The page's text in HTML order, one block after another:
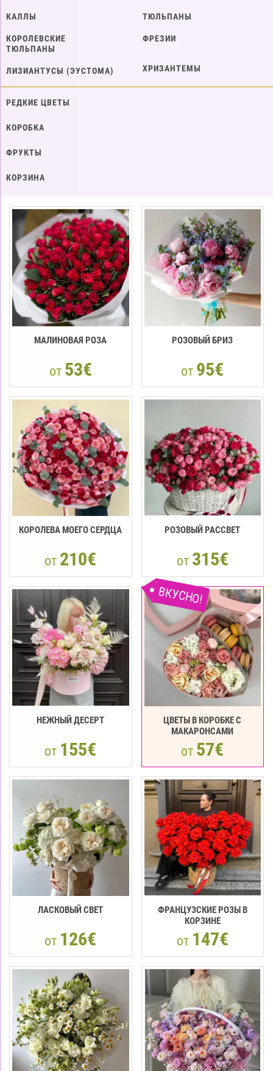
КАЛЛЫ
КОРОЛЕВСКИЕ
ТЮЛЬПАНЫ
ЛИЗИАНТУСЫ (ЭУСТОМА)
ТЮЛЬПАНЫ
ФРЕЗИИ
ХРИЗАНТЕМЫ
РЕДКИЕ ЦВЕТЫ
КОРОБКА
ФРУКТЫ
КОРЗИНА
МАЛИНОВАЯ РОЗА
от 53€
РОЗОВЫЙ БРИЗ
от 95€
КОРОЛЕВА МОЕГО СЕРДЦА
от 210€
РОЗОВЫЙ РАССВЕТ
от 315€
НЕЖНЫЙ ДЕСЕРТ
от 155€
ВКУСНО!
ЦВЕТЫ В КОРОБКЕ С
МАКАРОНСАМИ
от 57€
ЛАСКОВЫЙ СВЕТ
от 126€
ФРАНЦУЗСКИЕ РОЗЫ В
КОРЗИНЕ
от 147€